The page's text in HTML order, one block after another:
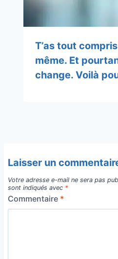
T’as tout
même. Et
change. Voilà
Laisser un
Votre adresse e-mail ne sera pas
sont indiqués avec *
Commentaire *